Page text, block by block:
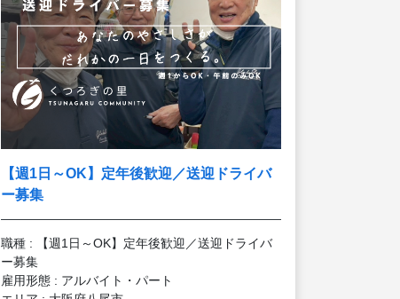
【週1日～OK】定年後歓迎／送迎ドライバ
ー募集
職種 : 【週1日～OK】定年後歓迎／送迎ドライバ
ー募集
雇用形態 : アルバイト・パート